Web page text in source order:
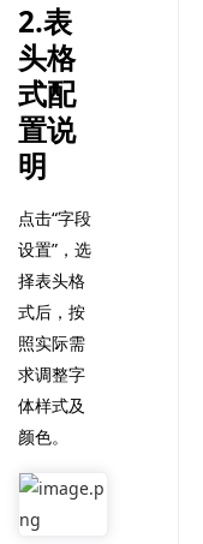
2.表
头格
式配
置说
明
点击“字段
设置”，选
择表头格
式后，按
照实际需
求调整字
体样式及
颜色。